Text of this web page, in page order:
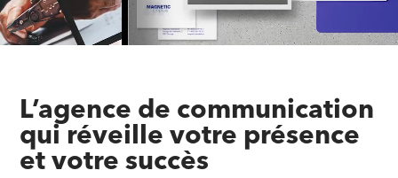
L’agence de communication
qui réveille votre présence
et votre succès